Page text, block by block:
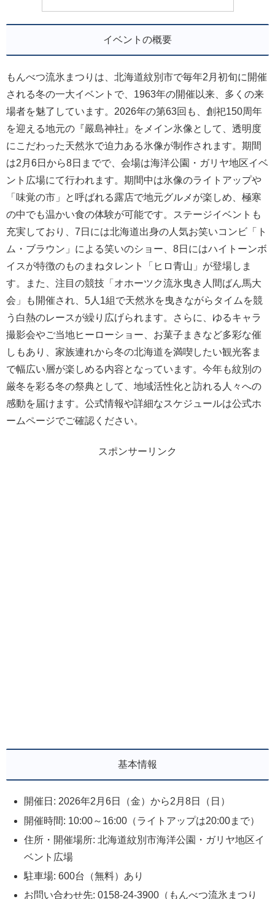
イベントの概要
もんべつ流氷まつりは、北海道紋別市で毎年2月初旬に開催
される冬の一大イベントで、1963年の開催以来、多くの来
場者を魅了しています。2026年の第63回も、創祀150周年
を迎える地元の『嚴島神社』をメイン氷像として、透明度
にこだわった天然氷で迫力ある氷像が制作されます。期間
は2月6日から8日までで、会場は海洋公園・ガリヤ地区イベ
ント広場にて行われます。期間中は氷像のライトアップや
「味覚の市」と呼ばれる露店で地元グルメが楽しめ、極寒
の中でも温かい食の体験が可能です。ステージイベントも
充実しており、7日には北海道出身の人気お笑いコンビ「ト
ム・ブラウン」による笑いのショー、8日にはハイトーンボ
イスが特徴のものまねタレント「ヒロ青山」が登場しま
す。また、注目の競技「オホーツク流氷曳き人間ばん馬大
会」も開催され、5人1組で天然氷を曳きながらタイムを競
う白熱のレースが繰り広げられます。さらに、ゆるキャラ
撮影会やご当地ヒーローショー、お菓子まきなど多彩な催
しもあり、家族連れから冬の北海道を満喫したい観光客ま
で幅広い層が楽しめる内容となっています。今年も紋別の
厳冬を彩る冬の祭典として、地域活性化と訪れる人々への
感動を届けます。公式情報や詳細なスケジュールは公式ホ
ームページでご確認ください。
スポンサーリンク
基本情報
開催日: 2026年2月6日（金）から2月8日（日）
開催時間: 10:00～16:00（ライトアップは20:00まで）
住所・開催場所: 北海道紋別市海洋公園・ガリヤ地区イ
ベント広場
駐車場: 600台（無料）あり
お問い合わせ先: 0158-24-3900（もんべつ流氷まつり